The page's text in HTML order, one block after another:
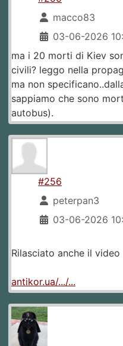
macco83
03-06-2026
ma i 20 morti di Kiev
civili? leggo nella
ma non
sappiamo che sono
autobus).
#256
peterpan3
03-06-2026
Rilasciato anche il
antikor.ua/.../...